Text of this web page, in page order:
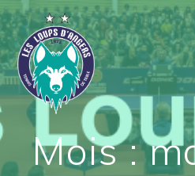
au
Mois :